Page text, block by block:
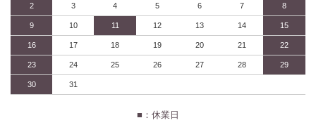
2 3 4 5 6 7 8
9 10 11 12 13 14 15
16 17 18 19 20 21 22
23 24 25 26 27 28 29
30 31
■：休業日